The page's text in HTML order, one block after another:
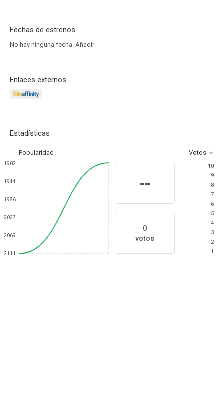
Fechas de estrenos
No hay ninguna fecha. Añadir
Enlaces externos
Estadísticas
Popularidad Votos
1902
1944
1986
2027
2069
2111
--
0
votos
10
9
8
7
6
5
4
3
2
1